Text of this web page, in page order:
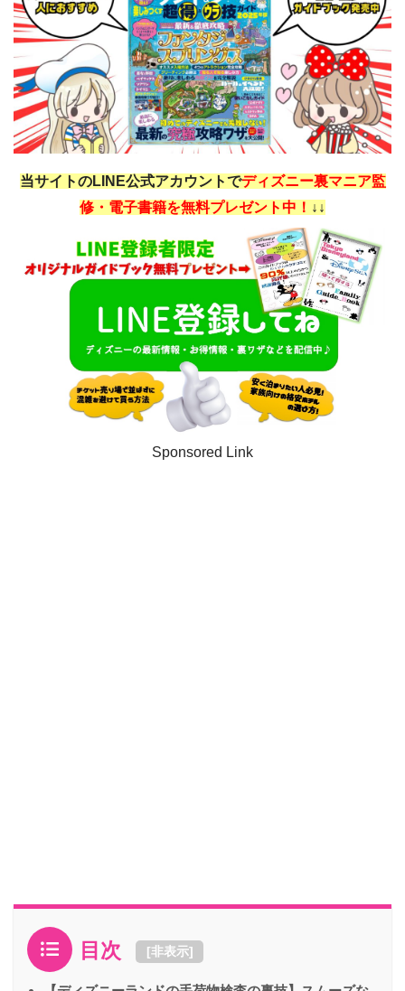
当サイトのLINE公式アカウントでディズニー裏マニア監
修・電子書籍を無料プレゼント中！ ↓↓
Sponsored Link
目次 [非表示]